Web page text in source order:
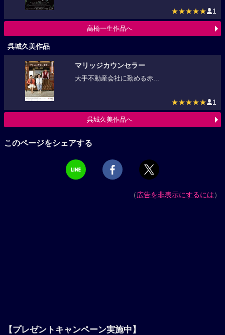
★★★★★ 1
高橋一生作品へ
呉城久美作品
マリッジカウンセラー
大手不動産会社に勤める赤...
★★★★★ 1
呉城久美作品へ
このページをシェアする
（広告を非表示にするには）
【プレゼントキャンペーン実施中】